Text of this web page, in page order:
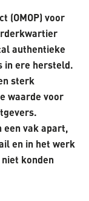
(OMOP) voor
authentieke
in ere hersteld.
sterk
waarde voor
een vak apart,
en in het werk
konden